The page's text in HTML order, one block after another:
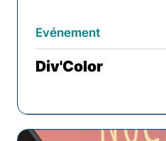
Evénement
Div'Color